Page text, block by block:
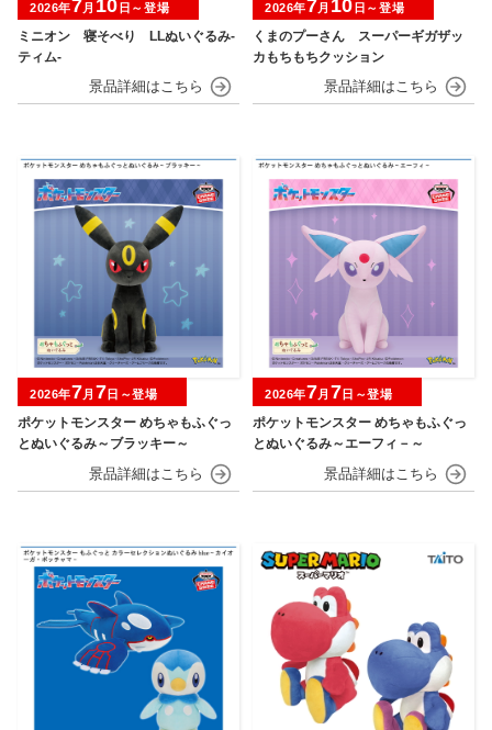
ミニオン 寝そべり LLぬいぐるみ‐
ティム‐
2026年 月 日～登場
くまのプーさん スーパーギガザッ
カもちもちクッション
2026年 月 日～登場
ポケットモンスター めちゃもふぐっ
とぬいぐるみ～ブラッキー～
2026年7月 7日～登場
ポケットモンスター めちゃもふぐっ
とぬいぐるみ～エーフィ－～
2026年7月 7日～登場